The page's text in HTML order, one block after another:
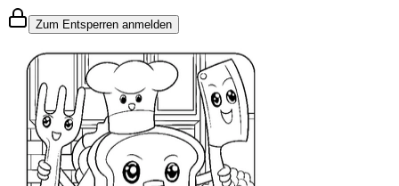
Zum Entsperren anmelden